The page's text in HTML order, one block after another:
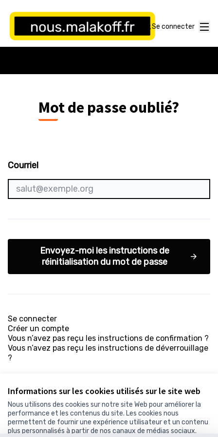
Informations sur les cookies utilisés sur le site web
Nous utilisons des cookies sur notre site Web pour améliorer la
performance et les contenus du site. Les cookies nous
permettent de fournir une expérience utilisateur et un contenu
plus personnalisés à partir de nos canaux de médias sociaux.
Se connecter
Mot de passe oublié?
Courriel
Envoyez-moi les instructions de
réinitialisation du mot de passe
Se connecter
Créer un compte
Vous n’avez pas reçu les instructions de confirmation ?
Vous n’avez pas reçu les instructions de déverrouillage
?
Conditions d'utilisation
Paramètres des cookies